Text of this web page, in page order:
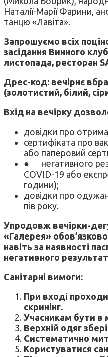
Наталії-Марії Фарини,
танцю «Лавіта».
Запрошуємо всіх
засідання Винного
листопада, ресторан
Дрес-код: вечірнє
(золотистий, білий,
Вхід на вечірку
довідки про
сертифіката про
або паперовий
● негативного
COVID-19 або
години);
довідки про
пів року.
Упродовж вечірки-
«Галерея»
навіть за наявності
негативного
Санітарні вимоги:
При вході
скринінг.
Учасникам бути в
Верхній одяг
Систематично
Користуватися